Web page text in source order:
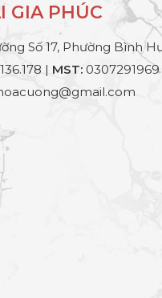
GIA PHÚC
Số 17, Phường Bình
| MST: 0307291969